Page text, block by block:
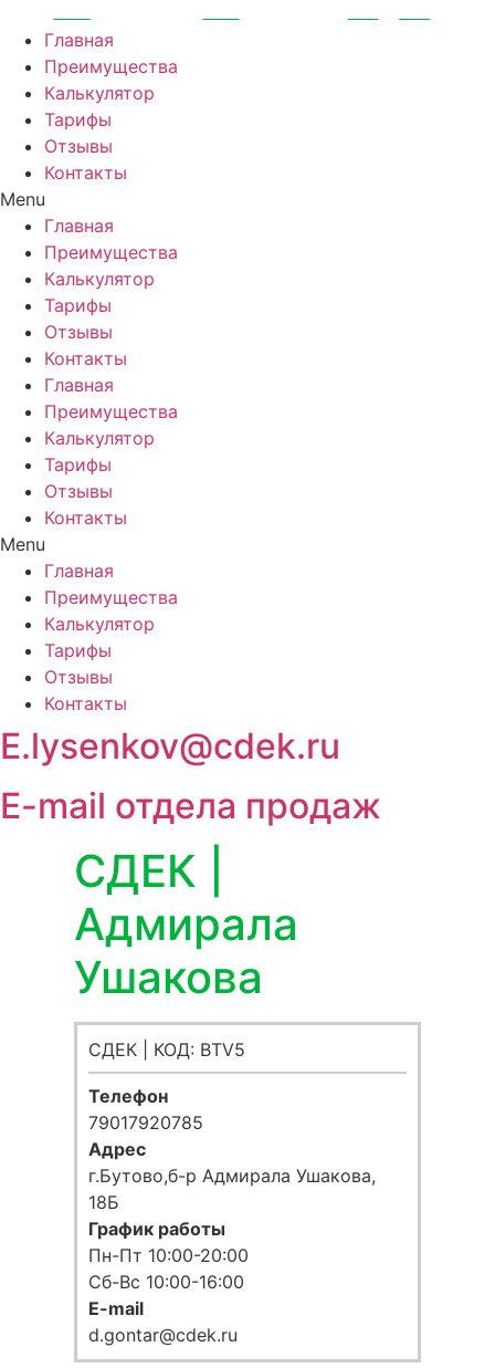
Перейти
содержимому
Главная
Преимущества
Калькулятор
Тарифы
Отзывы
Контакты
Menu
Главная
Преимущества
Калькулятор
Тарифы
Отзывы
Контакты
Главная
Преимущества
Калькулятор
Тарифы
Отзывы
Контакты
Menu
Главная
Преимущества
Калькулятор
Тарифы
Отзывы
Контакты
E.lysenkov@cdek.ru
E-mail отдела продаж
СДЕК |
Адмирала
Ушакова
СДЕК | КОД: BTV5
Телефон
79017920785
Адрес
г.Бутово,б-р Адмирала Ушакова,
18Б
График работы
Пн-Пт 10:00-20:00
Сб-Вс 10:00-16:00
E-mail
d.gontar@cdek.ru